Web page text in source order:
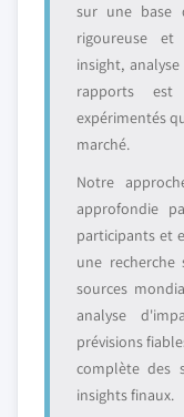
sur une base
rigoureuse et
insight,
rapports est
expérimentés
marché.
Notre
approfondie
participants et
une recherche
sources
analyse
prévisions
complète des
insights finaux.